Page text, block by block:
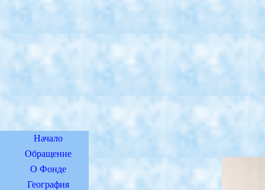
Начало
Обращение
О Фонде
География